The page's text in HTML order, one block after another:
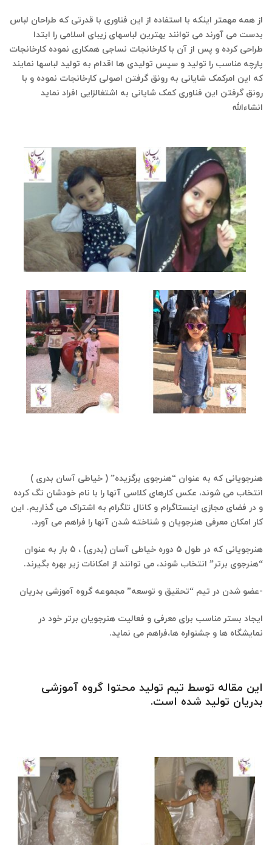
از همه مهمتر اینکه با استفاده از این فناوری با قدرتی که طراحان لباس
بدست می آورند می توانند بهترین لباسهای زیبای اسلامی را ابتدا
طراحی کرده و پس از آن با کارخانجات نساجی همکاری نموده کارخانجات
پارچه مناسب را تولید و سپس تولیدی ها اقدام به تولید لباسها نمایند
که این امرکمک شایانی به رونق گرفتن اصولی کارخانجات نموده و با
رونق گرفتن این فناوری کمک شایانی به اشتغالزایی افراد نماید
انشاءالله
هنرجویانی که به عنوان “هنرجوی برگزیده” ( خیاطی آسان بدری )
انتخاب می شوند، عکس کارهای کلاسی آنها را با نام خودشان تگ کرده
و در فضای مجازی اینستاگرام و کانال تلگرام به اشتراک می گذاریم. این
کار امکان معرفی هنرجویان و شناخته شدن آنها را فراهم می آورد.
هنرجویانی که در طول 5 دوره خیاطی آسان (بدری) ، 5 بار به عنوان
“هنرجوی برتر” انتخاب شوند، می توانند از امکانات زیر بهره بگیرند.
-عضو شدن در تیم “تحقیق و توسعه” مجموعه گروه آموزشی بدریان
ایجاد بستر مناسب برای معرفی و فعالیت هنرجویان برتر خود در
نمایشگاه ها و جشنواره ها،فراهم می نماید.
این مقاله توسط تیم تولید محتوا گروه آموزشی
بدریان تولید شده است.​